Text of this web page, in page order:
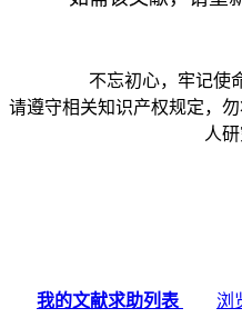
不忘初心，牢记使
请遵守相关知识产权规定，
人
我的文献求助列表
浏